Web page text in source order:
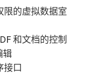
限的虚拟数据室
和文档的控制
辑
接口